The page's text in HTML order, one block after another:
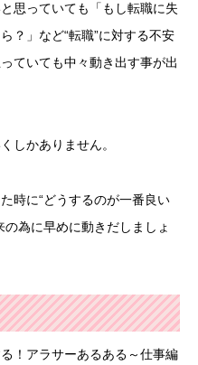
思っていても「もし転職に失
？」など“転職”に対する不安
ていても中々動き出す事が出
しかありません。
時に“どうするのが一番良い
為に早めに動きだしましょ
！アラサーあるある～仕事編